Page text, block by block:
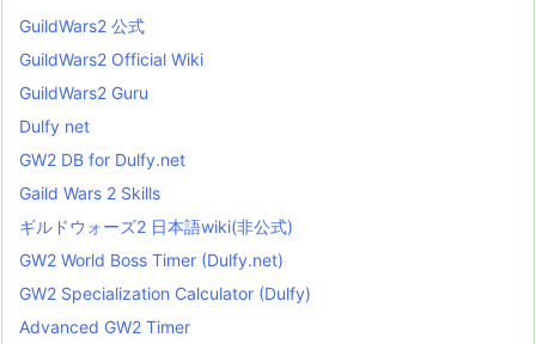
GuildWars2 公式
GuildWars2 Official Wiki
GuildWars2 Guru
Dulfy net
GW2 DB for Dulfy.net
Gaild Wars 2 Skills
ギルドウォーズ2 日本語wiki(非公式)
GW2 World Boss Timer (Dulfy.net)
GW2 Specialization Calculator (Dulfy)
Advanced GW2 Timer